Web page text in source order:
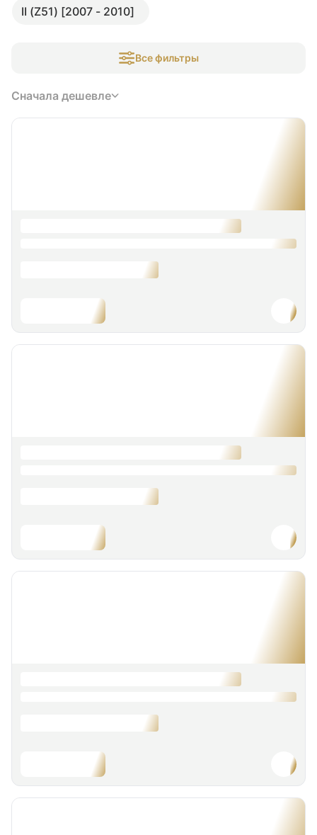
II (Z51) [2007 - 2010]
Все фильтры
Сначала дешевле